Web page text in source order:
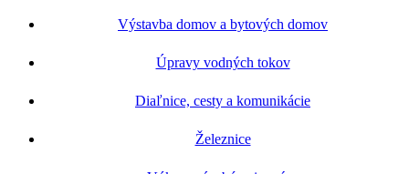
Výstavba domov a bytových domov
Úpravy vodných tokov
Diaľnice, cesty a komunikácie
Železnice